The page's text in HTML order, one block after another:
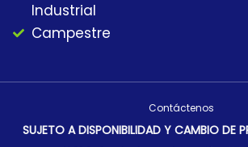
Industrial
Campestre
SUJETO A DISPONIBILIDAD Y CAMBIO DE
Contáctenos